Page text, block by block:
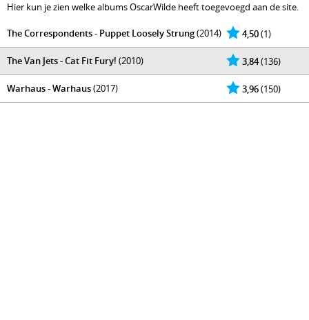
Hier kun je zien welke albums OscarWilde heeft toegevoegd aan de site.
4,50(1)
The Correspondents - Puppet Loosely Strung(2014)
3,84(136)
The Van Jets - Cat Fit Fury! (2010)
3,96(150)
Warhaus - Warhaus(2017)